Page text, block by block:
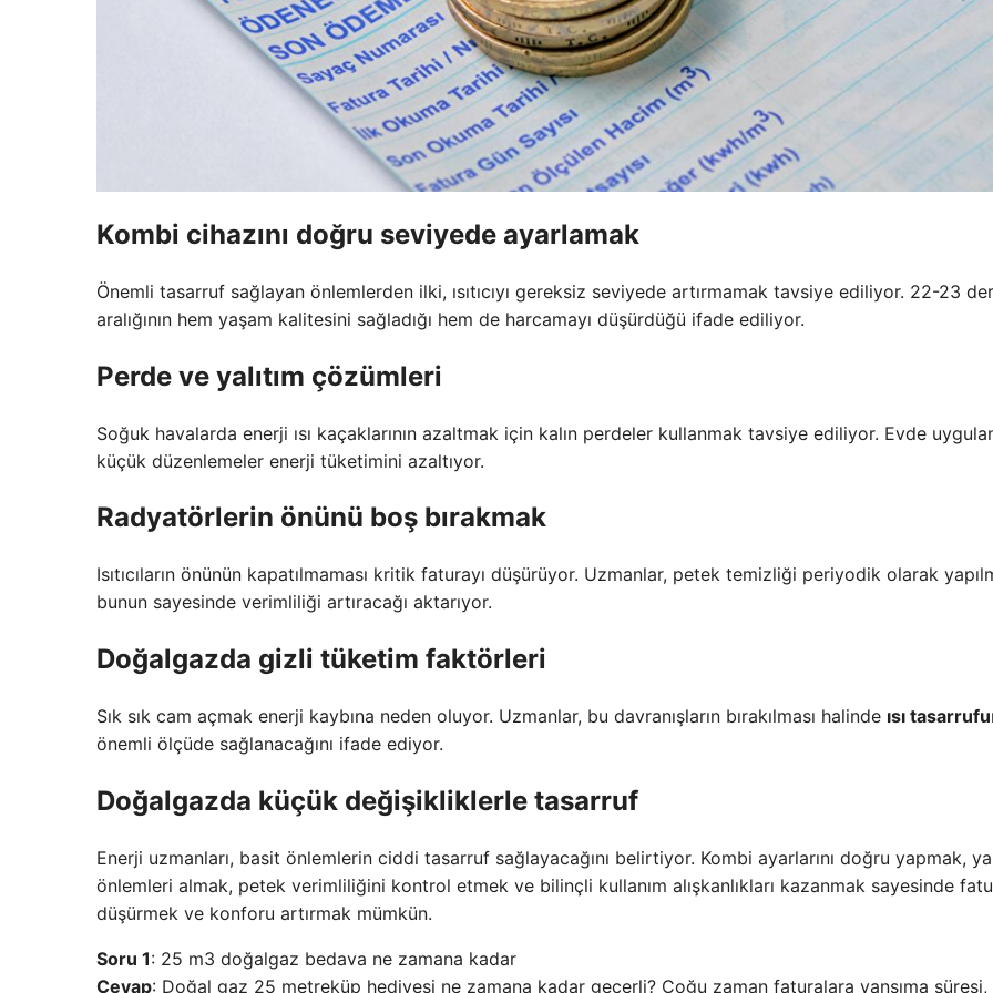
Kombi cihazını doğru seviyede ayarlamak
Önemli tasarruf sağlayan önlemlerden ilki, ısıtıcıyı gereksiz seviyede artırmamak tavsiye ediliyor. 22-23
aralığının hem yaşam kalitesini sağladığı hem de harcamayı düşürdüğü ifade ediliyor.
Perde ve yalıtım çözümleri
Soğuk havalarda enerji ısı kaçaklarının azaltmak için kalın perdeler kullanmak tavsiye ediliyor. Evde
küçük düzenlemeler enerji tüketimini azaltıyor.
Radyatörlerin önünü boş bırakmak
Isıtıcıların önünün kapatılmaması kritik faturayı düşürüyor. Uzmanlar, petek temizliği periyodik olarak
bunun sayesinde verimliliği artıracağı aktarıyor.
Doğalgazda gizli tüketim faktörleri
Sık sık cam açmak enerji kaybına neden oluyor. Uzmanlar, bu davranışların bırakılması halinde ısı tasarrufu
önemli ölçüde sağlanacağını ifade ediyor.
Doğalgazda küçük değişikliklerle tasarruf
Enerji uzmanları, basit önlemlerin ciddi tasarruf sağlayacağını belirtiyor. Kombi ayarlarını doğru yapmak,
önlemleri almak, petek verimliliğini kontrol etmek ve bilinçli kullanım alışkanlıkları kazanmak sayesinde
düşürmek ve konforu artırmak mümkün.
Soru 1: 25 m3 doğalgaz bedava ne zamana kadar
Cevap: Doğal gaz 25 metreküp hediyesi ne zamana kadar geçerli? Çoğu zaman faturalara yansıma süresi,